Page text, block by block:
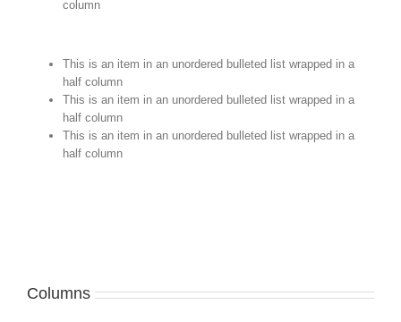
column
This is an item in an unordered bulleted list wrapped in a
half column
This is an item in an unordered bulleted list wrapped in a
half column
This is an item in an unordered bulleted list wrapped in a
half column
Columns